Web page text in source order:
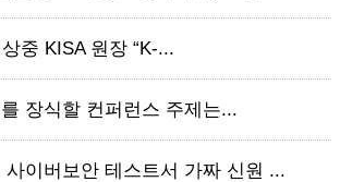
중 KISA 원장 “K-...
장식할 컨퍼런스 주제는...
사이버보안 테스트서 가짜 신원 ...